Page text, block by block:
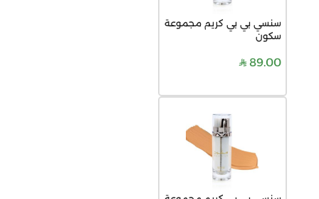
سنسي بي بي كريم مجموعة
سكون
89.00